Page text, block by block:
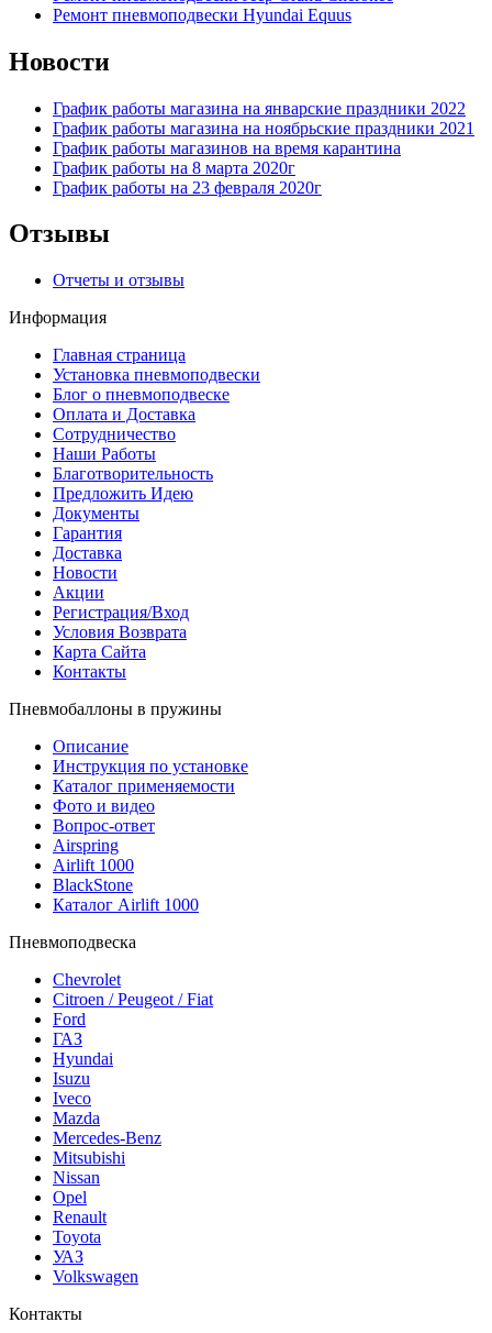
Ремонт пневмоподвески Hyundai Equus
Новости
График работы магазина на январские праздники 2022
График работы магазина на ноябрьские праздники 2021
График работы магазинов на время карантина
График работы на 8 марта 2020г
График работы на 23 февраля 2020г
Отзывы
Отчеты и отзывы
Информация
Главная страница
Установка пневмоподвески
Блог о пневмоподвеске
Оплата и Доставка
Сотрудничество
Наши Работы
Благотворительность
Предложить Идею
Документы
Гарантия
Доставка
Новости
Акции
Регистрация/Вход
Условия Возврата
Карта Сайта
Контакты
Пневмобаллоны в пружины
Описание
Инструкция по установке
Каталог применяемости
Фото и видео
Вопрос-ответ
Airspring
Airlift 1000
BlackStone
Каталог Airlift 1000
Пневмоподвеска
Chevrolet
Citroen / Peugeot / Fiat
Ford
ГАЗ
Hyundai
Isuzu
Iveco
Mazda
Mercedes-Benz
Mitsubishi
Nissan
Opel
Renault
Toyota
УАЗ
Volkswagen
Контакты